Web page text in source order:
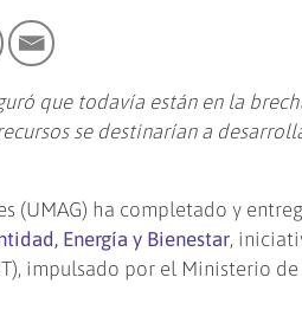
que todavía están en la
se destinarían a
(UMAG) ha completado y
Energía y Bienestar,
impulsado por el Ministerio